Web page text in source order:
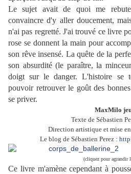
Le sujet avait de quoi me
convaincre d'y aller doucement,
n'ai pas regretté. J'ai trouvé ce livre
rose se donnent la main pour
son rêve insensé. La quête de la
son absurdité (le paraître, la
doigt sur le danger. L'histoire se
pouvoir retrouver le goût des
se priver.
MaxMilo
Texte de Sébastien
Direction artistique et mise
Le blog de Sébastien Perez :
(cliquez pour agrandir
Ce livre m'amène cependant à